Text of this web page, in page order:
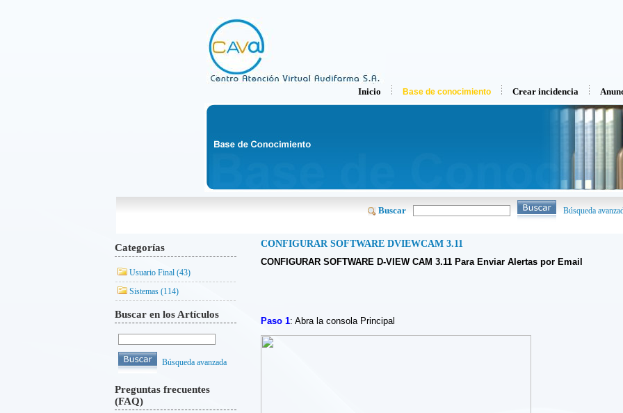
Inicio Base de conocimiento Crear incidencia
Buscar Búsqueda
Categorías
Usuario Final (43)
Sistemas (114)
Buscar en los Artículos
Búsqueda avanzada
Preguntas frecuentes
(FAQ)
CONFIGURAR SOFTWARE DVIEWCAM 3.11
CONFIGURAR SOFTWARE D-VIEW CAM 3.11 Para Enviar Alertas por Email
Paso 1: Abra la consola Principal